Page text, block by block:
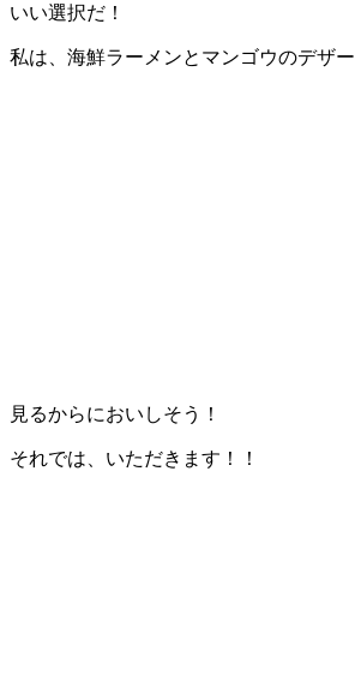
いい選択だ！
私は、海鮮ラーメンとマンゴウのデザー
見るからにおいしそう！
それでは、いただきます！！